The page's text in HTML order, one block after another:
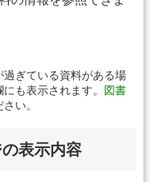
ぎている資料がある場
も表示されます。 図書
い。
表示内容